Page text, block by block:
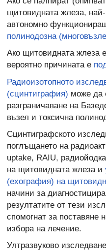
щитовидната жлеза, най-
автономно
полинодозна
Ако щитовидната жлеза
вероятно причината е
Радиоизотопното
(сцинтиграфия) може да
разграничаване на
възел и токсична
Сцинтиграфското
поглъщането на
uptake, RAIU,
на щитовидната жлеза и
(ехография) на
начини за
резултатите от тези
спомогнат за поставяне
избора на лечение.
Ултразвуково